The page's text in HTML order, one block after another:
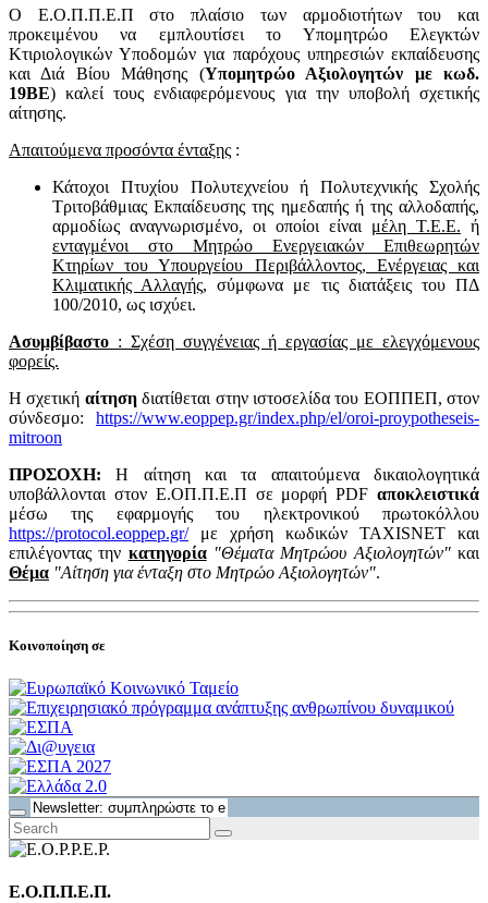
Ο Ε.Ο.Π.Π.Ε.Π στο πλαίσιο των αρμοδιοτήτων του και
προκειμένου να εμπλουτίσει το Υπομητρώο Ελεγκτών
Κτιριολογικών Υποδομών για παρόχους υπηρεσιών εκπαίδευσης
και Διά Βίου Μάθησης (Υπομητρώο Αξιολογητών με κωδ.
19ΒΕ) καλεί τους ενδιαφερόμενους για την υποβολή σχετικής
αίτησης.
Απαιτούμενα προσόντα ένταξης :
Κάτοχοι Πτυχίου Πολυτεχνείου ή Πολυτεχνικής Σχολής
Τριτοβάθμιας Εκπαίδευσης της ημεδαπής ή της αλλοδαπής,
αρμοδίως αναγνωρισμένο, οι οποίοι είναι μέλη Τ.Ε.Ε. ή
ενταγμένοι στο Μητρώο Ενεργειακών Επιθεωρητών
Κτηρίων του Υπουργείου Περιβάλλοντος, Ενέργειας και
Κλιματικής Αλλαγής, σύμφωνα με τις διατάξεις του ΠΔ
100/2010, ως ισχύει.
Ασυμβίβαστο : Σχέση συγγένειας ή εργασίας με ελεγχόμενους
φορείς.
Η σχετική αίτησηδιατίθεται στην ιστοσελίδα του ΕΟΠΠΕΠ, στον
σύνδεσμο: https://www.eoppep.gr/index.php/el/oroi-proypotheseis-
mitroon
ΠΡΟΣΟΧΗ: Η αίτηση και τα απαιτούμενα δικαιολογητικά
υποβάλλονται στον Ε.ΟΠ.Π.Ε.Π σε μορφή PDF αποκλειστικά
μέσω της εφαρμογής του ηλεκτρονικού πρωτοκόλλου
https://protocol.eoppep.gr/με χρήση κωδικών TAXISNET και
επιλέγοντας την κατηγορία "Θέματα Μητρώου Αξιολογητών"και
Θέμα "Αίτηση για ένταξη στο Μητρώο Αξιολογητών".
Κοινοποίηση σε
Ε.Ο.Π.Π.Ε.Π.